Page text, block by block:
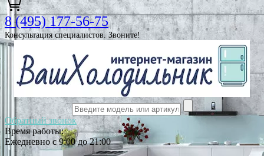
8 (495) 177-56-75
Консультация специалистов. Звоните!
Обратный звонок
Время работы:
Ежедневно с 9:00 до 21:00